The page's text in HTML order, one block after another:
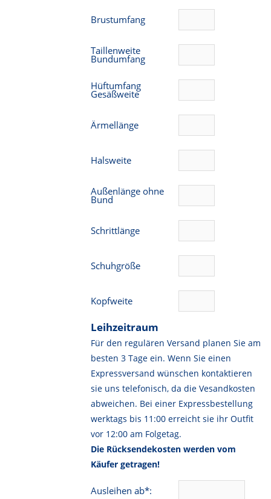
Brustumfang
Taillenweite
Bundumfang
Hüftumfang
Gesäßweite
Ärmellänge
Halsweite
Außenlänge ohne
Bund
Schrittlänge
Schuhgröße
Kopfweite
Leihzeitraum
Für den regulären Versand planen Sie am
besten 3 Tage ein. Wenn Sie einen
Expressversand wünschen kontaktieren
sie uns telefonisch, da die Vesandkosten
abweichen. Bei einer Expressbestellung
werktags bis 11:00 erreicht sie ihr Outfit
vor 12:00 am Folgetag.
Die Rücksendekosten werden vom
Käufer getragen!
Ausleihen ab*: